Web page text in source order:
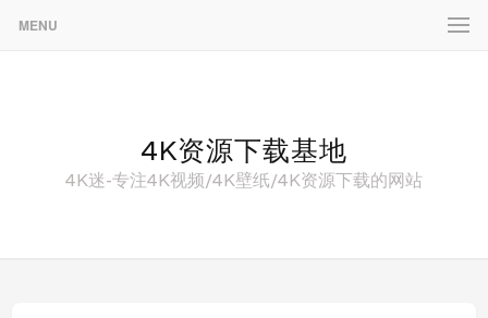
MENU
4K资源下载基地
4K迷-专注4K视频/4K壁纸/4K资源下载的网站